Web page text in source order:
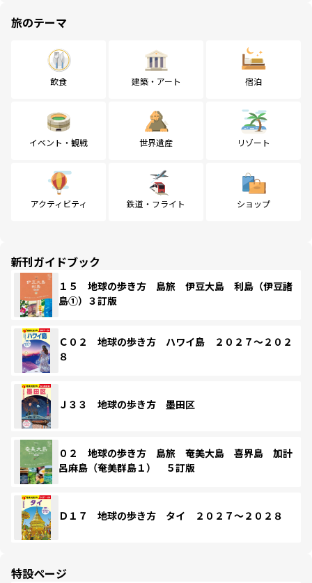
旅のテーマ
飲食 建築・アート 宿泊
イベント・観戦 世界遺産 リゾート
アクティビティ 鉄道・フライト ショップ
新刊ガイドブック
１５ 地球の歩き方 島旅 伊豆大島 利島（伊豆諸
島①）３訂版
Ｃ０２ 地球の歩き方 ハワイ島 ２０２７～２０２
８
Ｊ３３ 地球の歩き方 墨田区
０２ 地球の歩き方 島旅 奄美大島 喜界島 加計
呂麻島（奄美群島１） ５訂版
Ｄ１７ 地球の歩き方 タイ ２０２７～２０２８
特設ページ